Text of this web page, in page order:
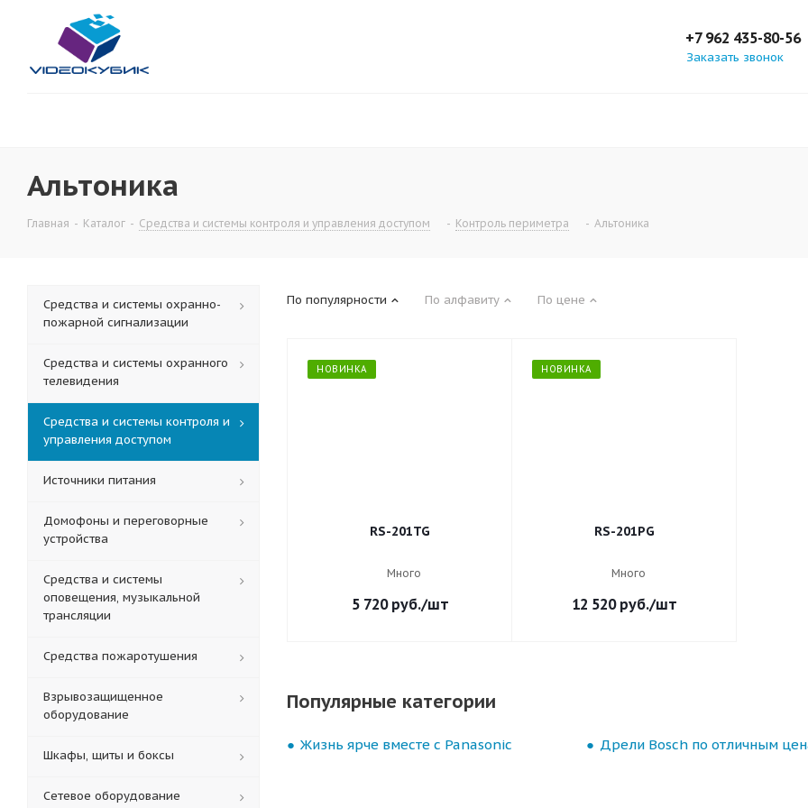
+7 962 435-80-56
Заказать звонок
Альтоника
Главная - Каталог - Средства и системы контроля и управления доступом - Контроль периметра - Альтоника
По популярности По алфавиту По цене
НОВИНКА
RS-201TG
Много
5 720руб./шт
НОВИНКА
RS-201PG
Много
12 520руб./шт
Популярные категории
Жизнь ярче вместе с Panasonic Дрели Bosch по отличным
Средства и системы охранно-
пожарной сигнализации
Средства и системы охранного
телевидения
Средства и системы контроля и
управления доступом
Источники питания
Домофоны и переговорные
устройства
Средства и системы
оповещения, музыкальной
трансляции
Средства пожаротушения
Взрывозащищенное
оборудование
Шкафы, щиты и боксы
Сетевое оборудование